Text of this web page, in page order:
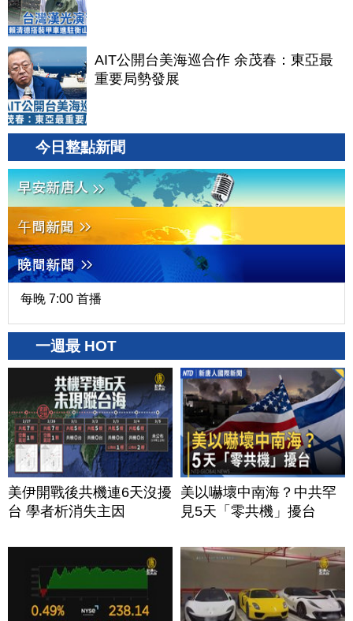
AIT公開台美海巡合作 余茂春：東亞最
重要局勢發展
今日整點新聞
每晚 7:00 首播
一週最 HOT
美伊開戰後共機連6天沒擾
台 學者析消失主因
美以嚇壞中南海？中共罕
見5天「零共機」擾台